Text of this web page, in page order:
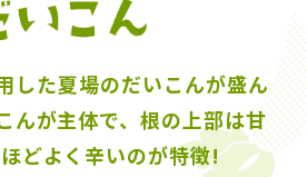
した夏場のだいこんが盛ん
んが主体で、根の上部は甘
どよく辛いのが特徴!